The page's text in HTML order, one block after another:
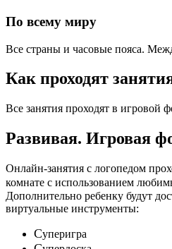
По всему миру
Все страны и часовые пояса.
Как проходят
Все занятия проходят в игровой
Развивая. Игровая
Онлайн-занятия с логопедом
комнате с использованием
Дополнительно ребенку будут
виртуальные инструменты:
Cуперигра